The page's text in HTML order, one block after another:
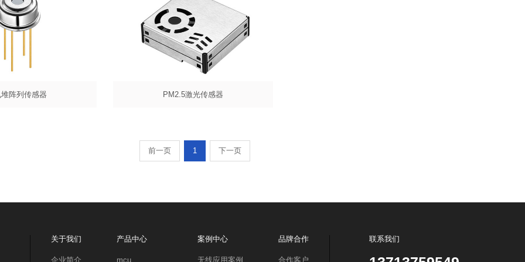
阵列传感器 PM2.5激光传感器
前一页 1 下一页
关于我们 产品中心 案例中心 品牌合作 联系我们